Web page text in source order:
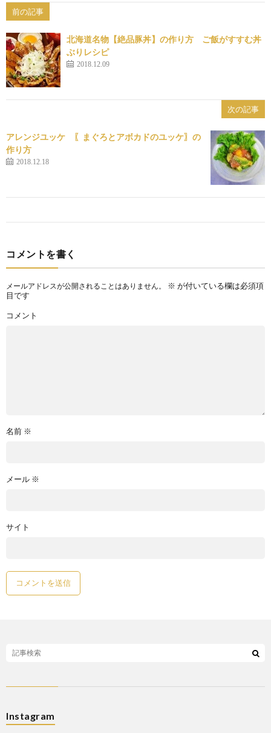
前の記事
北海道名物【絶品豚丼】の作り方 ご飯がすすむ丼
ぶりレシピ
2018.12.09
次の記事
アレンジユッケ 〖まぐろとアボカドのユッケ〗の
作り方
2018.12.18
コメントを書く
メールアドレスが公開されることはありません。 ※ が付いている欄は必須項
目です
コメント
名前 ※
メール ※
サイト
Instagram